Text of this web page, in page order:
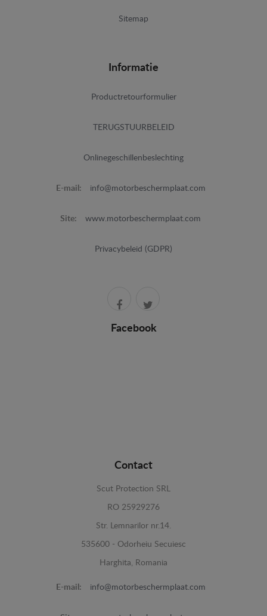
Sitemap
Informatie
Productretourformulier
TERUGSTUURBELEID
Onlinegeschillenbeslechting
E-mail: info@motorbeschermplaat.com
Site: www.motorbeschermplaat.com
Privacybeleid (GDPR)
Facebook
Contact
Scut Protection SRL
RO 25929276
Str. Lemnarilor nr.14.
535600 - Odorheiu Secuiesc
Harghita, Romania
E-mail: info@motorbeschermplaat.com